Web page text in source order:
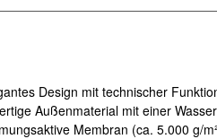
Design mit technischer
Außenmaterial mit einer
Membran (ca. 5.000 g/